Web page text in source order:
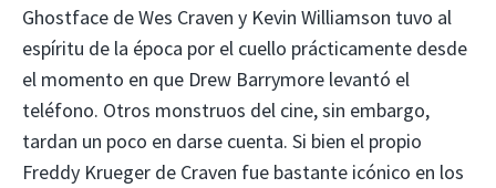
Ghostface de Wes Craven y Kevin Williamson tuvo al
espíritu de la época por el cuello prácticamente desde
el momento en que Drew Barrymore levantó el
teléfono. Otros monstruos del cine, sin embargo,
tardan un poco en darse cuenta. Si bien el propio
Freddy Krueger de Craven fue bastante icónico en los